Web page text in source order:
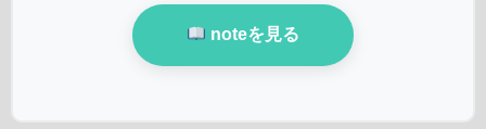
noteを見る